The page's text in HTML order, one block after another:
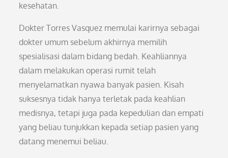
kesehatan.
Dokter Torres Vasquez memulai karirnya sebagai
dokter umum sebelum akhirnya memilih
spesialisasi dalam bidang bedah. Keahliannya
dalam melakukan operasi rumit telah
menyelamatkan nyawa banyak pasien. Kisah
suksesnya tidak hanya terletak pada keahlian
medisnya, tetapi juga pada kepedulian dan empati
yang beliau tunjukkan kepada setiap pasien yang
datang menemui beliau.